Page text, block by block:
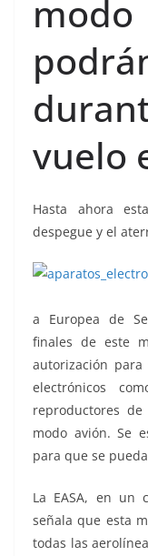
vuelo
Hasta ahora
despegue y el
a Europea de
finales de este
autorización
electrónicos
reproductores
modo avión. Se
para que se
La EASA, en un
señala que esta
todas las